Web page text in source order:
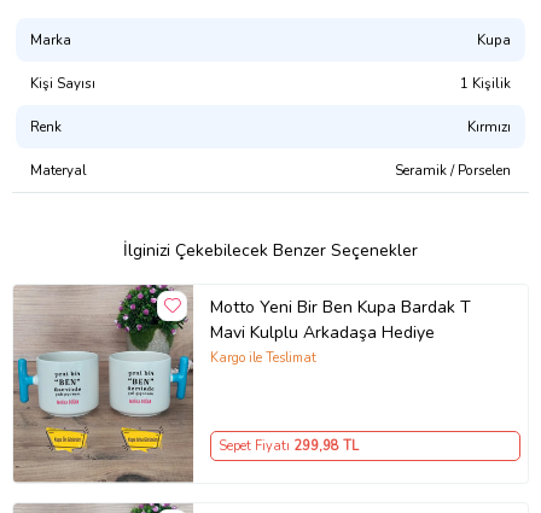
Marka Kupa
Kişi Sayısı 1 Kişilik
Renk Kırmızı
Materyal Seramik / Porselen
İlginizi Çekebilecek Benzer Seçenekler
Motto Yeni Bir Ben Kupa Bardak T
Mavi Kulplu Arkadaşa Hediye
Kargo ile Teslimat
Sepet Fiyatı 299,98 TL